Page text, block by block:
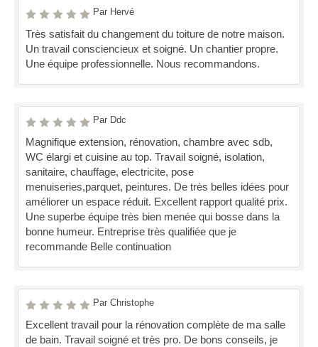
Par Hervé
Très satisfait du changement du toiture de notre maison.
Un travail consciencieux et soigné. Un chantier propre.
Une équipe professionnelle. Nous recommandons.
Par Ddc
Magnifique extension, rénovation, chambre avec sdb,
WC élargi et cuisine au top. Travail soigné, isolation,
sanitaire, chauffage, electricite, pose
menuiseries,parquet, peintures. De très belles idées pour
améliorer un espace réduit. Excellent rapport qualité prix.
Une superbe équipe très bien menée qui bosse dans la
bonne humeur. Entreprise très qualifiée que je
recommande Belle continuation
Par Christophe
Excellent travail pour la rénovation complète de ma salle
de bain. Travail soigné et très pro. De bons conseils, je